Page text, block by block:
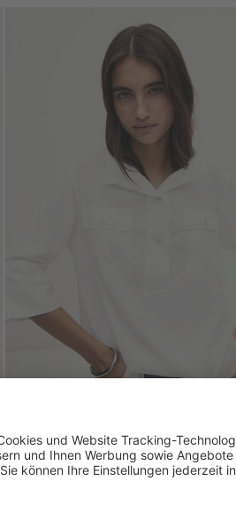
Bluse
Tencel-Leinen-Mischung